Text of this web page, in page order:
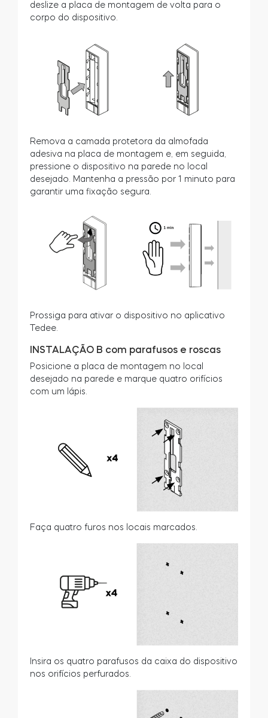
deslize a placa de montagem de volta para o
corpo do dispositivo.
Remova a camada protetora da almofada
adesiva na placa de montagem e, em seguida,
pressione o dispositivo na parede no local
desejado. Mantenha a pressão por 1 minuto para
garantir uma fixação segura.
Prossiga para ativar o dispositivo no aplicativo
Tedee.
INSTALAÇÃO B com parafusos e roscas
Posicione a placa de montagem no local
desejado na parede e marque quatro orifícios
com um lápis.
Faça quatro furos nos locais marcados.
Insira os quatro parafusos da caixa do dispositivo
nos orifícios perfurados.